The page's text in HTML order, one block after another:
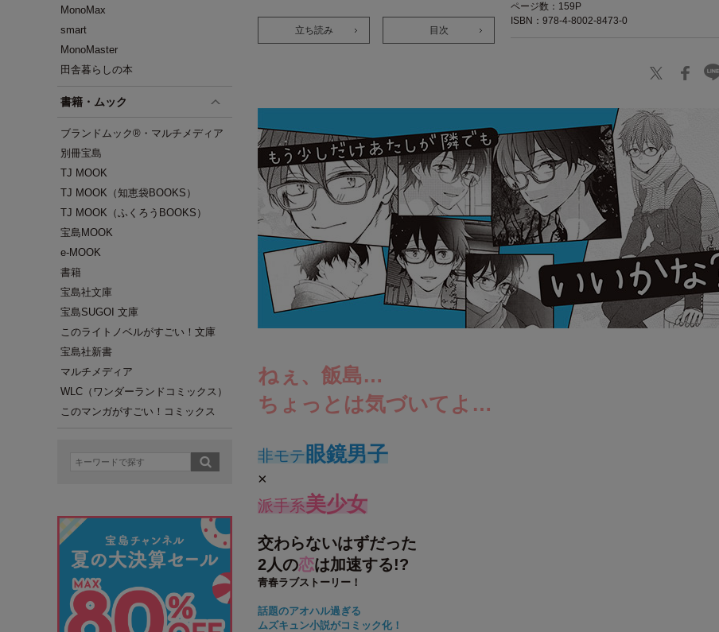
MonoMax
smart
MonoMaster
田舎暮らしの本
書籍・ムック
ブランドムック®・マルチメディア
別冊宝島
TJ MOOK
TJ MOOK（知恵袋BOOKS）
TJ MOOK（ふくろうBOOKS）
宝島MOOK
e-MOOK
書籍
宝島社文庫
宝島SUGOI 文庫
このライトノベルがすごい！文庫
宝島社新書
マルチメディア
WLC（ワンダーランドコミックス）
このマンガがすごい！コミックス
立ち読み 目次
ページ数：159P
ISBN：978-4-8002-8473-0
ねぇ、飯島…
ちょっとは気づいてよ…
非モテ 眼鏡男子
×
派手系美少女
交わらないはずだった
2人の恋は加速する!?
青春ラブストーリー！
話題のアオハル過ぎる
ムズキュン小説がコミック化！